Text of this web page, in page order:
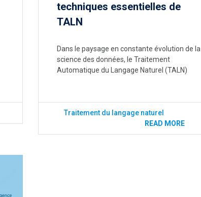
techniques essentielles de
TALN
Dans le paysage en constante évolution de la
science des données, le Traitement
Automatique du Langage Naturel (TALN)
Traitement du langage naturel
READ MORE